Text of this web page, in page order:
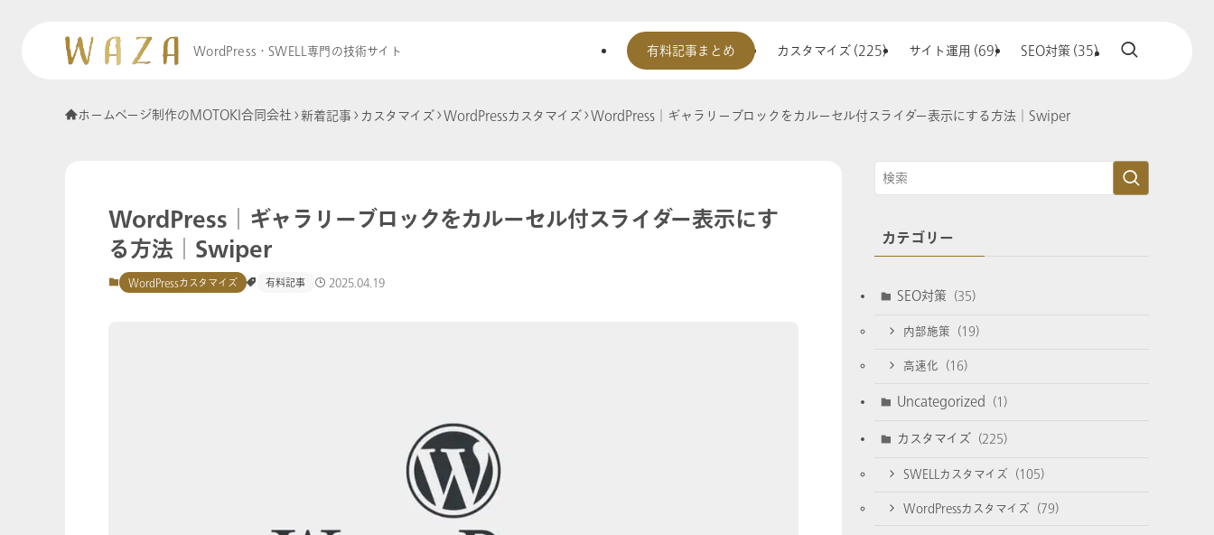
WordPress・SWELL専門の技術サイト 有料記事まとめ カスタマイズ (225) サイト運用 (69) SEO対策 (35)
ホームページ制作のMOTOKI合同会社 新着記事 カスタマイズ WordPressカスタマイズ WordPress│ギャラリーブロックをカルーセル付スライダー表示にする方法│Swiper
WordPress│ギャラリーブロックをカルーセル付スライダー表示にす
る方法│Swiper
WordPressカスタマイズ 有料記事 2025.04.19
カテゴリー
SEO対策 (35)
内部施策 (19)
高速化 (16)
Uncategorized (1)
カスタマイズ (225)
SWELLカスタマイズ (105)
WordPressカスタマイズ (79)